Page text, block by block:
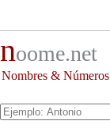
noome.net
Nombres & Números